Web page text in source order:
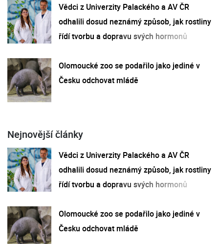
Vědci z Univerzity Palackého a AV ČR
odhalili dosud neznámý způsob, jak rostliny
řídí tvorbu a dopravu svých hormonů
Olomoucké zoo se podařilo jako jediné v
Česku odchovat mládě
Nejnovější články
Vědci z Univerzity Palackého a AV ČR
odhalili dosud neznámý způsob, jak rostliny
řídí tvorbu a dopravu svých hormonů
Olomoucké zoo se podařilo jako jediné v
Česku odchovat mládě